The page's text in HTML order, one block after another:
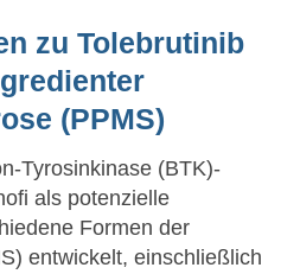
zu Tolebrutinib
(PPMS)
Tyrosinkinase (BTK)-
als potenzielle
Formen der
entwickelt, einschließlich